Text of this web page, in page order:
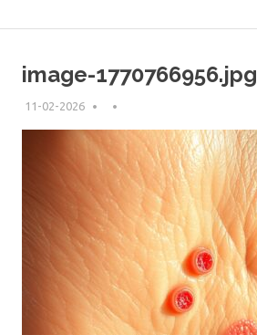
image-1770766956.jpg
11-02-2026